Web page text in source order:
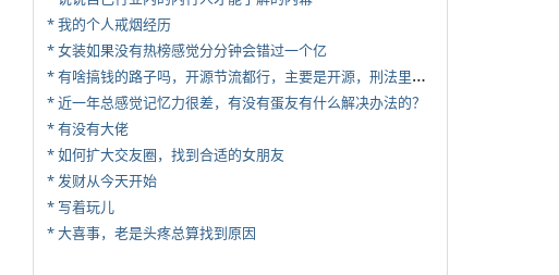
* 我的个人戒烟经历
* 女装如果没有热榜感觉分分钟会错过一个亿
*
有啥搞钱的路子吗，开源节流都行，主要是开源，刑法里的咱不做
* 近一年总感觉记忆力很差，有没有蛋友有什么解决办法的？
* 有没有大佬
* 如何扩大交友圈，找到合适的女朋友
* 发财从今天开始
* 写着玩儿
* 大喜事，老是头疼总算找到原因